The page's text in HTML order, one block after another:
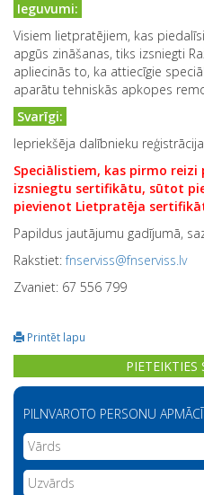
Ieguvumi:
Visiem lietpratējiem, kas
apgūs zināšanas, tiks izsniegti
apliecinās to, ka attiecīgie
aparātu tehniskās apkopes
Svarīgi:
Iepriekšēja dalībnieku
Speciālistiem, kas pirmo
izsniegtu sertifikātu, sūtot
pievienot Lietpratēja
Papildus jautājumu gadījumā,
Rakstiet:fnserviss@fnserviss.lv
Zvaniet: 67 556 799
Printēt lapu
PIETEIKTIES
PILNVAROTO PERSONU